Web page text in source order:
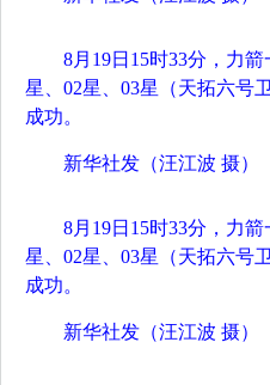
8月19日15时33分，力
星、02星、03星（天拓六号
成功。
新华社发（汪江波 摄）
8月19日15时33分，力
星、02星、03星（天拓六号
成功。
新华社发（汪江波 摄）